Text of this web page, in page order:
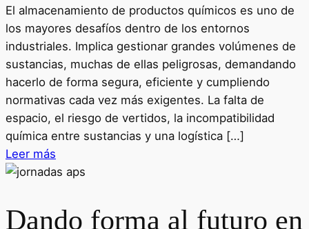
El almacenamiento de productos químicos es uno de
los mayores desafíos dentro de los entornos
industriales. Implica gestionar grandes volúmenes de
sustancias, muchas de ellas peligrosas, demandando
hacerlo de forma segura, eficiente y cumpliendo
normativas cada vez más exigentes. La falta de
espacio, el riesgo de vertidos, la incompatibilidad
química entre sustancias y una logística […]
Leer más
Dando forma al futuro en